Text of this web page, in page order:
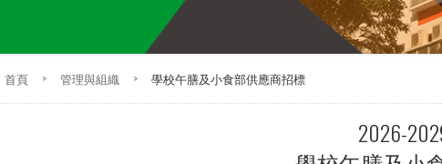
首頁 > 管理與組織 > 學校午膳及小食部供應商招標
2026-